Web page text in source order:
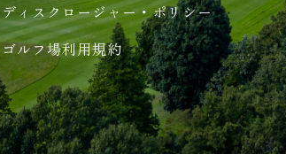
ディスクロージャー・ポリシー
ゴルフ場利用規約